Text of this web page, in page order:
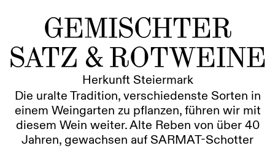
GEMISCHTER
SATZ & ROTWEINE
Herkunft Steiermark
Die uralte Tradition, verschiedenste Sorten in
einem Weingarten zu pflanzen, führen wir mit
diesem Wein weiter. Alte Reben von über 40
Jahren, gewachsen auf SARMAT-Schotter